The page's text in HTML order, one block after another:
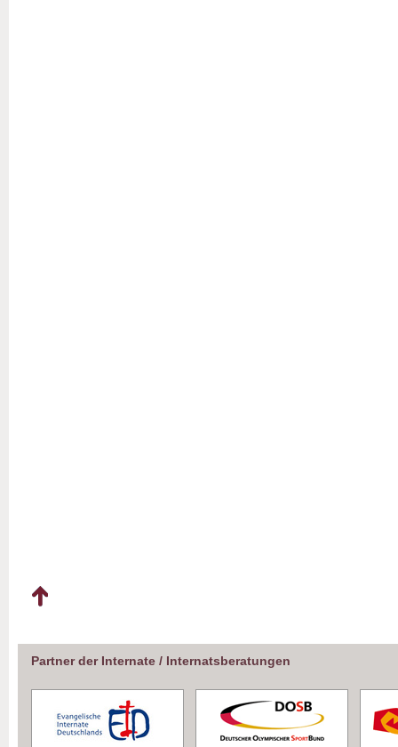
Partner der Internate / Internatsberatungen